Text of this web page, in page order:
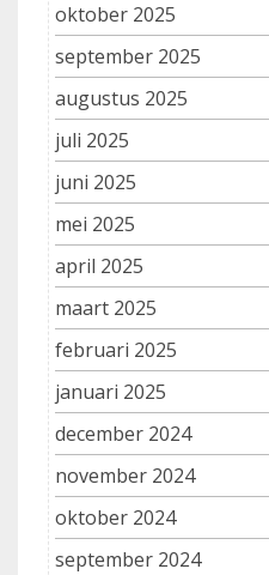
oktober 2025
september 2025
augustus 2025
juli 2025
juni 2025
mei 2025
april 2025
maart 2025
februari 2025
januari 2025
december 2024
november 2024
oktober 2024
september 2024